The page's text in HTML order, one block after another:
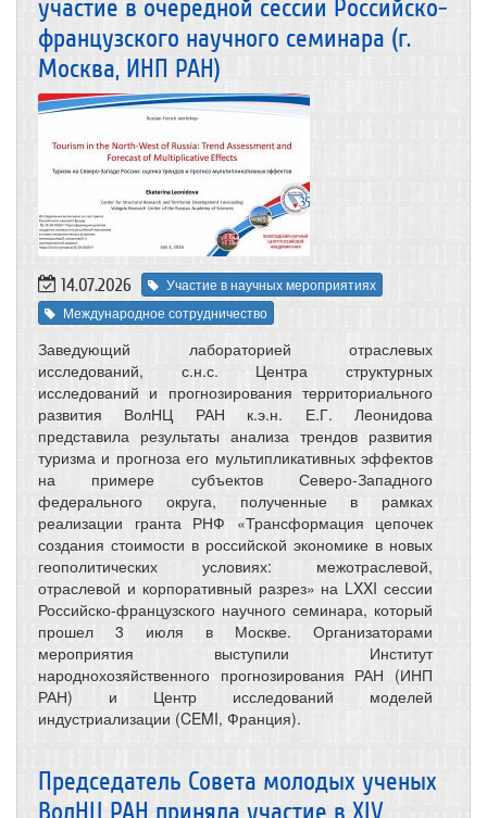
участие в очередной сессии Российско-
французского научного семинара (г.
Москва, ИНП РАН)
14.07.2026
Участие в научных мероприятиях
Международное сотрудничество
Заведующий лабораторией отраслевых
исследований, с.н.с. Центра структурных
исследований и прогнозирования территориального
развития ВолНЦ РАН к.э.н. Е.Г. Леонидова
представила результаты анализа трендов развития
туризма и прогноза его мультипликативных эффектов
на примере субъектов Северо-Западного
федерального округа, полученные в рамках
реализации гранта РНФ «Трансформация цепочек
создания стоимости в российской экономике в новых
геополитических условиях: межотраслевой,
отраслевой и корпоративный разрез» на LXXI сессии
Российско-французского научного семинара, который
прошел 3 июля в Москве. Организаторами
мероприятия выступили Институт
народнохозяйственного прогнозирования РАН (ИНП
РАН) и Центр исследований моделей
индустриализации (CEMI, Франция).
Председатель Совета молодых ученых
ВолНЦ РАН приняла участие в XIV